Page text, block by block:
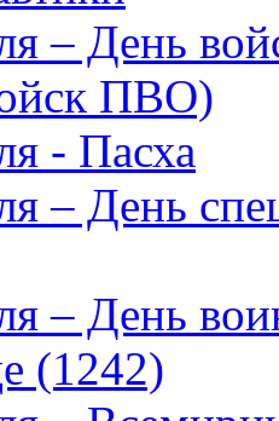
– День
ПВО)
- Пасха
– День
– День
(1242)